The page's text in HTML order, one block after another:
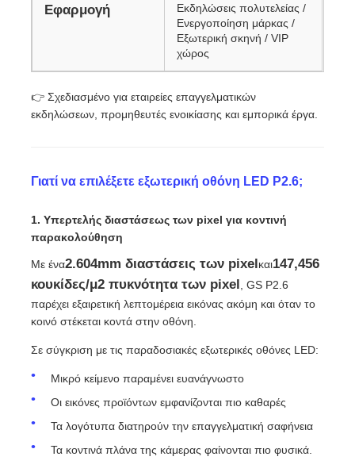
Εφαρμογή
Εκδηλώσεις πολυτελείας /
Ενεργοποίηση μάρκας /
Εξωτερική σκηνή / VIP
χώρος
👉 Σχεδιασμένο για εταιρείες επαγγελματικών
εκδηλώσεων, προμηθευτές ενοικίασης και εμπορικά έργα.
Γιατί να επιλέξετε εξωτερική οθόνη LED P2.6;
1. Υπερτελής διαστάσεως των pixel για κοντινή
παρακολούθηση
Με ένα2.604mm διαστάσεις των pixelκαι147,456
κουκίδες/μ2 πυκνότητα των pixel , GS P2.6
παρέχει εξαιρετική λεπτομέρεια εικόνας ακόμη και όταν το
κοινό στέκεται κοντά στην οθόνη.
Σε σύγκριση με τις παραδοσιακές εξωτερικές οθόνες LED:
Μικρό κείμενο παραμένει ευανάγνωστο
Οι εικόνες προϊόντων εμφανίζονται πιο καθαρές
Τα λογότυπα διατηρούν την επαγγελματική σαφήνεια
Τα κοντινά πλάνα της κάμερας φαίνονται πιο φυσικά.